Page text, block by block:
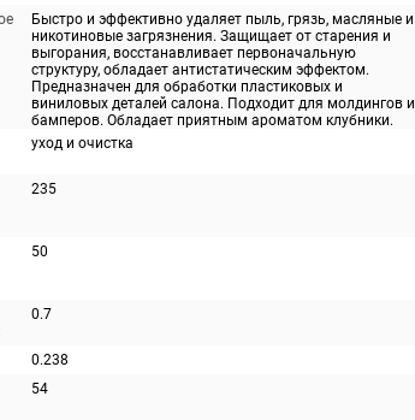
Быстро и эффективно удаляет пыль, грязь, масляные и
никотиновые загрязнения. Защищает от старения и
выгорания, восстанавливает первоначальную
структуру, обладает антистатическим эффектом.
Предназначен для обработки пластиковых и
виниловых деталей салона. Подходит для молдингов и
бамперов. Обладает приятным ароматом клубники.
уход и очистка
235
50
0.7
0.238
54